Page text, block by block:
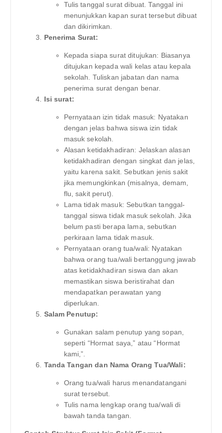
Tulis tanggal surat dibuat. Tanggal ini
menunjukkan kapan surat tersebut dibuat
dan dikirimkan.
Penerima Surat:
Kepada siapa surat ditujukan: Biasanya
ditujukan kepada wali kelas atau kepala
sekolah. Tuliskan jabatan dan nama
penerima surat dengan benar.
Isi surat:
Pernyataan izin tidak masuk: Nyatakan
dengan jelas bahwa siswa izin tidak
masuk sekolah.
Alasan ketidakhadiran: Jelaskan alasan
ketidakhadiran dengan singkat dan jelas,
yaitu karena sakit. Sebutkan jenis sakit
jika memungkinkan (misalnya, demam,
flu, sakit perut).
Lama tidak masuk: Sebutkan tanggal-
tanggal siswa tidak masuk sekolah. Jika
belum pasti berapa lama, sebutkan
perkiraan lama tidak masuk.
Pernyataan orang tua/wali: Nyatakan
bahwa orang tua/wali bertanggung jawab
atas ketidakhadiran siswa dan akan
memastikan siswa beristirahat dan
mendapatkan perawatan yang
diperlukan.
Salam Penutup:
Gunakan salam penutup yang sopan,
seperti “Hormat saya,” atau “Hormat
kami,”.
Tanda Tangan dan Nama Orang Tua/Wali:
Orang tua/wali harus menandatangani
surat tersebut.
Tulis nama lengkap orang tua/wali di
bawah tanda tangan.